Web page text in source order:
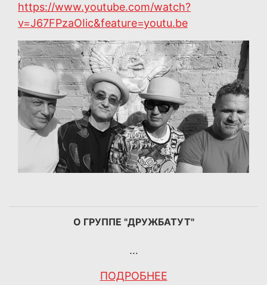
https://www.youtube.com/watch?
v=J67FPzaOIic&feature=youtu.be
О ГРУППЕ "ДРУЖБАТУТ"
…
ПОДРОБНЕЕ